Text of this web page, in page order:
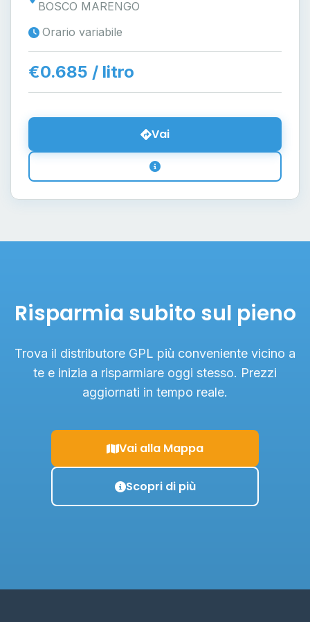
BOSCO MARENGO
Orario variabile
€0.685 / litro
Vai
Risparmia subito sul pieno
Trova il distributore GPL più conveniente vicino a
te e inizia a risparmiare oggi stesso. Prezzi
aggiornati in tempo reale.
Vai alla Mappa
Scopri di più